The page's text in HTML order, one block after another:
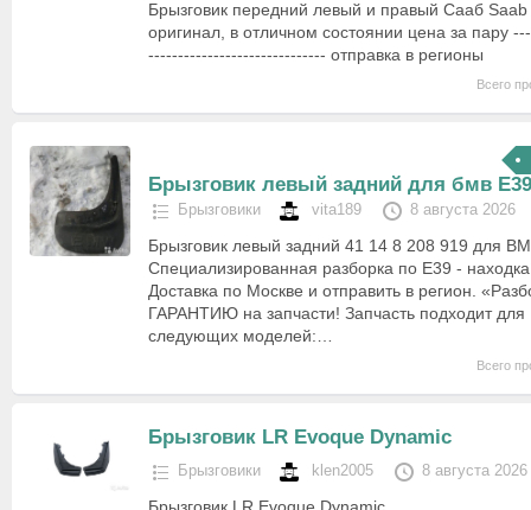
Брызговик передний левый и правый Сааб
оригинал, в отличном состоянии цена за пару
------------------------------ отправка в регионы
Всего
Брызговик левый задний для бмв Е39
Брызговики vita189 8 августа 2026
Брызговик левый задний 41 14 8 208 919 для
Специализированная разборка по E39 -
Доставка по Москве и отправить в регион.
ГАРАНТИЮ на запчасти! Запчасть подходит
следующих моделей:…
Всего
Брызговик LR Evoque Dynamic
Брызговики klen2005 8 августа 2026